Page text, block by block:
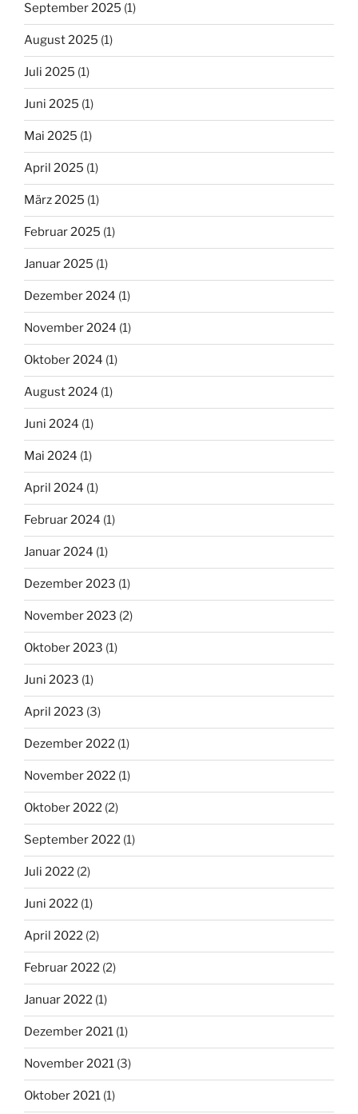
September 2025 (1)
August 2025 (1)
Juli 2025 (1)
Juni 2025 (1)
Mai 2025 (1)
April 2025 (1)
März 2025 (1)
Februar 2025 (1)
Januar 2025 (1)
Dezember 2024 (1)
November 2024 (1)
Oktober 2024 (1)
August 2024 (1)
Juni 2024 (1)
Mai 2024 (1)
April 2024 (1)
Februar 2024 (1)
Januar 2024 (1)
Dezember 2023 (1)
November 2023 (2)
Oktober 2023 (1)
Juni 2023 (1)
April 2023 (3)
Dezember 2022 (1)
November 2022 (1)
Oktober 2022 (2)
September 2022 (1)
Juli 2022 (2)
Juni 2022 (1)
April 2022 (2)
Februar 2022 (2)
Januar 2022 (1)
Dezember 2021 (1)
November 2021 (3)
Oktober 2021 (1)